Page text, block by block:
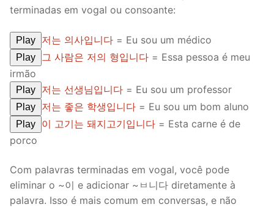
terminadas em vogal ou consoante:
Play 저는 의사입니다 = Eu sou um médico
Play 그 사람은 저의 형입니다 = Essa pessoa é meu
irmão
Play 저는 선생님입니다 = Eu sou um professor
Play 저는 좋은 학생입니다 = Eu sou um bom aluno
Play 이 고기는 돼지고기입니다 = Esta carne é de
porco
Com palavras terminadas em vogal, você pode
eliminar o ~이 e adicionar ~ㅂ니다 diretamente à
palavra. Isso é mais comum em conversas, e não